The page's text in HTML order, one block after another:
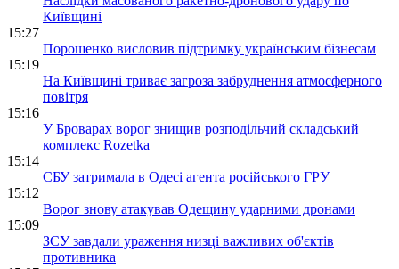
Київщині
15:27
Порошенко висловив підтримку українським бізнесам
15:19
На Київщині триває загроза забруднення атмосферного
повітря
15:16
У Броварах ворог знищив розподільчий складський
комплекс Rozetka
15:14
СБУ затримала в Одесі агента російського ГРУ
15:12
Ворог знову атакував Одещину ударними дронами
15:09
ЗСУ завдали ураження низці важливих об'єктів
противника